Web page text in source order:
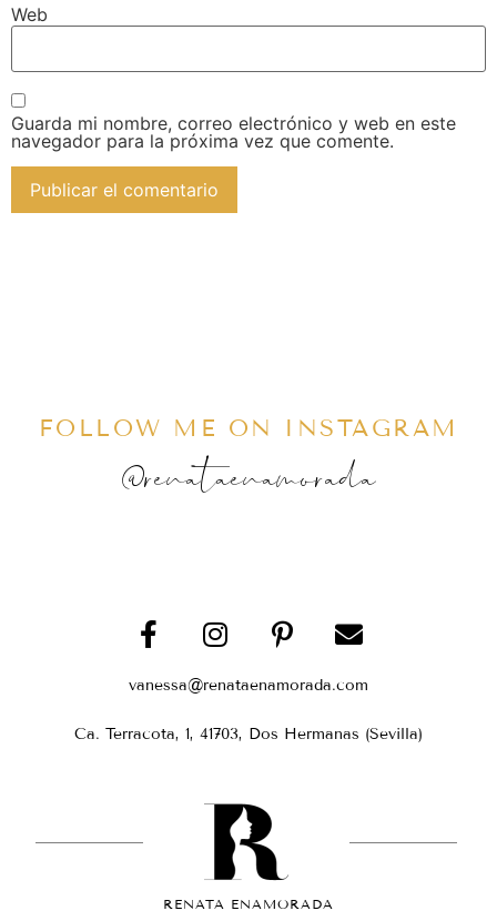
Web
Guarda mi nombre, correo electrónico y web en este
navegador para la próxima vez que comente.
FOLLOW ME ON INSTAGRAM
@renataenamorada
vanessa@renataenamorada.com
Ca. Terracota, 1, 41703, Dos Hermanas (Sevilla)
RENATA ENAMORADA